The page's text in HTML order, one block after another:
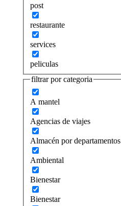
post
restaurante
services
peliculas
filtrar por categoria
A mantel
Agencias de viajes
Almacén por departamentos
Ambiental
Bienestar
Bienestar